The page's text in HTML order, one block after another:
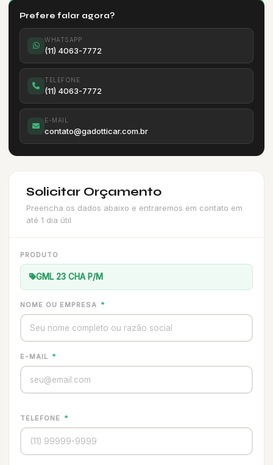
Solicitar Orçamento
Preencha os dados abaixo e entraremos em contato em
até 1 dia útil
PRODUTO
GML 23 CHA P/M
NOME OU EMPRESA *
E-MAIL *
TELEFONE *
Prefere falar agora?
WHATSAPP
(11) 4063-7772
TELEFONE
(11) 4063-7772
E-MAIL
contato@gadotticar.com.br